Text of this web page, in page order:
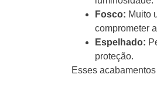
Fosco: Muito
comprometer
Espelhado:
proteção.
Esses